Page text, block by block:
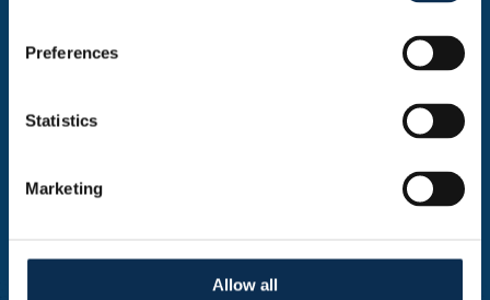
Preferences
Statistics
Marketing
Allow all